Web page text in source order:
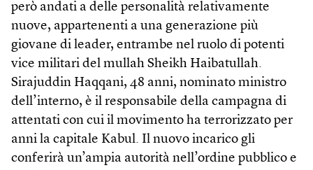
però andati a delle personalità relativamente
nuove, appartenenti a una generazione più
giovane di leader, entrambe nel ruolo di potenti
vice militari del mullah Sheikh Haibatullah.
Sirajuddin Haqqani, 48 anni, nominato ministro
dell’interno, è il responsabile della campagna di
attentati con cui il movimento ha terrorizzato per
anni la capitale Kabul. Il nuovo incarico gli
conferirà un’ampia autorità nell’ordine pubblico e